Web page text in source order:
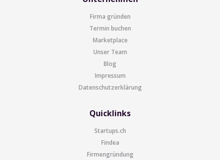
Firma gründen
Termin buchen
Marketplace
Unser Team
Blog
Impressum
Datenschutzerklärung
Quicklinks
Startups.ch
Findea
Firmengründung